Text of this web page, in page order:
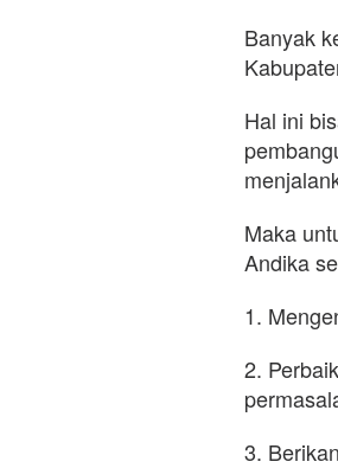
Banyak
Hal ini
Maka
Andika
1.
2.
3.